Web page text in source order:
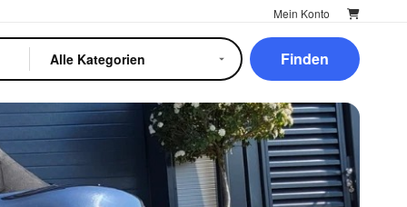
Mein Konto
Finden